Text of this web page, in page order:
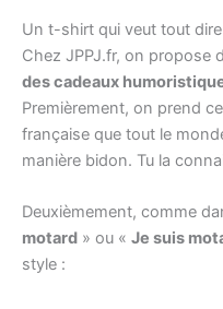
Un t-shirt qui veut tout
Chez JPPJ.fr, on propose
des cadeaux
Premièrement, on prend
française que tout le
manière bidon. Tu la
Deuxièmement, comme
motard » ou « Je suis
style :